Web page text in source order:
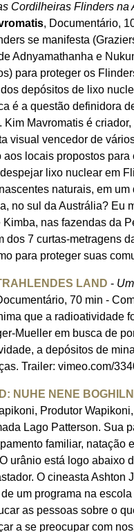
i
n
k
i
s
e
x
t
e
r
n
a
l
)
Cordilheiras Flinders na
, Documentário,
se manifesta
Adnyamathanha e
para proteger os
depósitos de lixo
é a questão definidora
Mavromatis é
visual vencedor de
locais propostos
lixo nuclear em
naturais, em
no sul da Austrália? Eu
nas fazendas da
dos 7 curtas-metragens
para proteger suas
LAND -
70 min -
que a radioatividade
Mueller em busca de
a depósitos de
Trailer: vimeo.com/
NUHE NENE
Produtor
Lago Patterson. Sua
familiar,
urânio está logo
O cineasta
um programa na
as pessoas sobre o
a se preocupar com